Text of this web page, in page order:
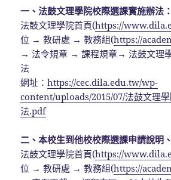
一、法鼓文理學院校際選課實施辦法：
法鼓文理學院首頁(https://
位 → 教研處 → 教務組(https://
→ 法令規章 → 課程規章→ 法鼓文理
法
網址：https://cec.dila.edu.tw/wp-
content/uploads/2015/07/法鼓文理
法.pdf
二、本校生到他校校際選課申請說明
法鼓文理學院首頁(https://
位 → 教研處 → 教務組(https://